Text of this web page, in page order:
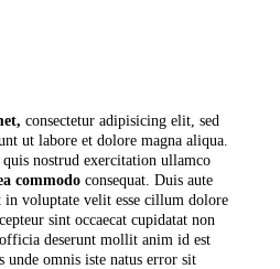
consectetur adipisicing elit, sed
ut labore et dolore magna aliqua.
nostrud exercitation ullamco
commodo consequat. Duis aute
voluptate velit esse cillum dolore
sint occaecat cupidatat non
deserunt mollit anim id est
unde omnis iste natus error sit